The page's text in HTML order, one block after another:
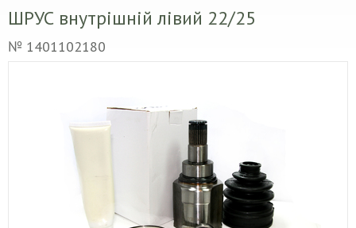
ШРУС внутрішній лівий 22/25
№ 1401102180